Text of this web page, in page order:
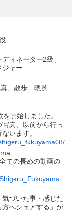
ィネーター2級、
ジャー
、散歩、晩酌
開始しました。
真、以前から行っ
います。
ての長めの動画の
気づいた事・感じた
へシェアする』が